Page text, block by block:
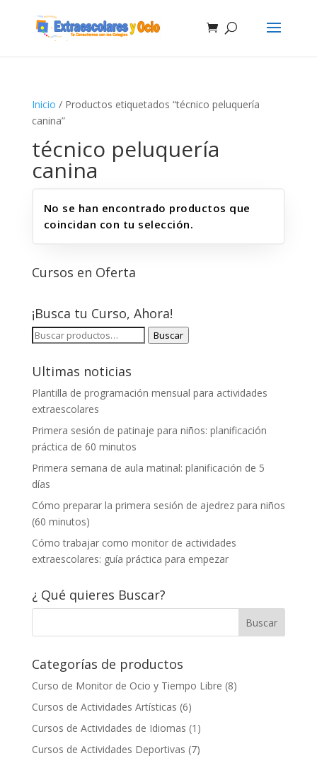
Inicio / Productos etiquetados “técnico peluquería
canina”
técnico peluquería
canina
No se han encontrado productos que
coincidan con tu selección.
Cursos en Oferta
¡Busca tu Curso, Ahora!
BUSCAR
Buscar
Ultimas noticias
Plantilla de programación mensual para actividades
extraescolares
Primera sesión de patinaje para niños: planificación
práctica de 60 minutos
Primera semana de aula matinal: planificación de 5
días
Cómo preparar la primera sesión de ajedrez para niños
(60 minutos)
Cómo trabajar como monitor de actividades
extraescolares: guía práctica para empezar
¿ Qué quieres Buscar?
Categorías de productos
Curso de Monitor de Ocio y Tiempo Libre (8)
Cursos de Actividades Artísticas (6)
Cursos de Actividades de Idiomas (1)
Cursos de Actividades Deportivas (7)